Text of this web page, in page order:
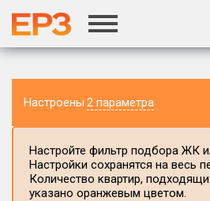
Настроены 2 параметра
Настройте фильтр подбора ЖК
Настройки сохранятся на весь
Количество квартир,
указано оранжевым цветом.